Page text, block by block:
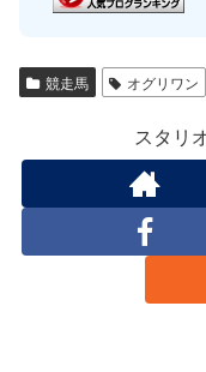
競走馬 オグリワン
スタリ